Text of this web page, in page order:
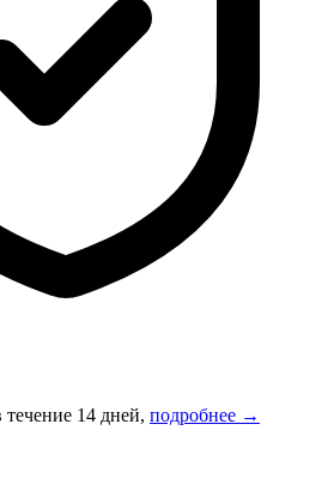
14 дней, подробнее →